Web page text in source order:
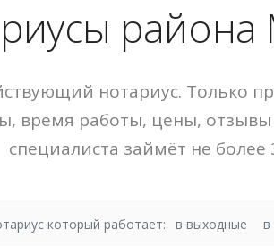
нотариус. Только
время работы, цены,
специалиста займёт не более
который работает: в выходные в